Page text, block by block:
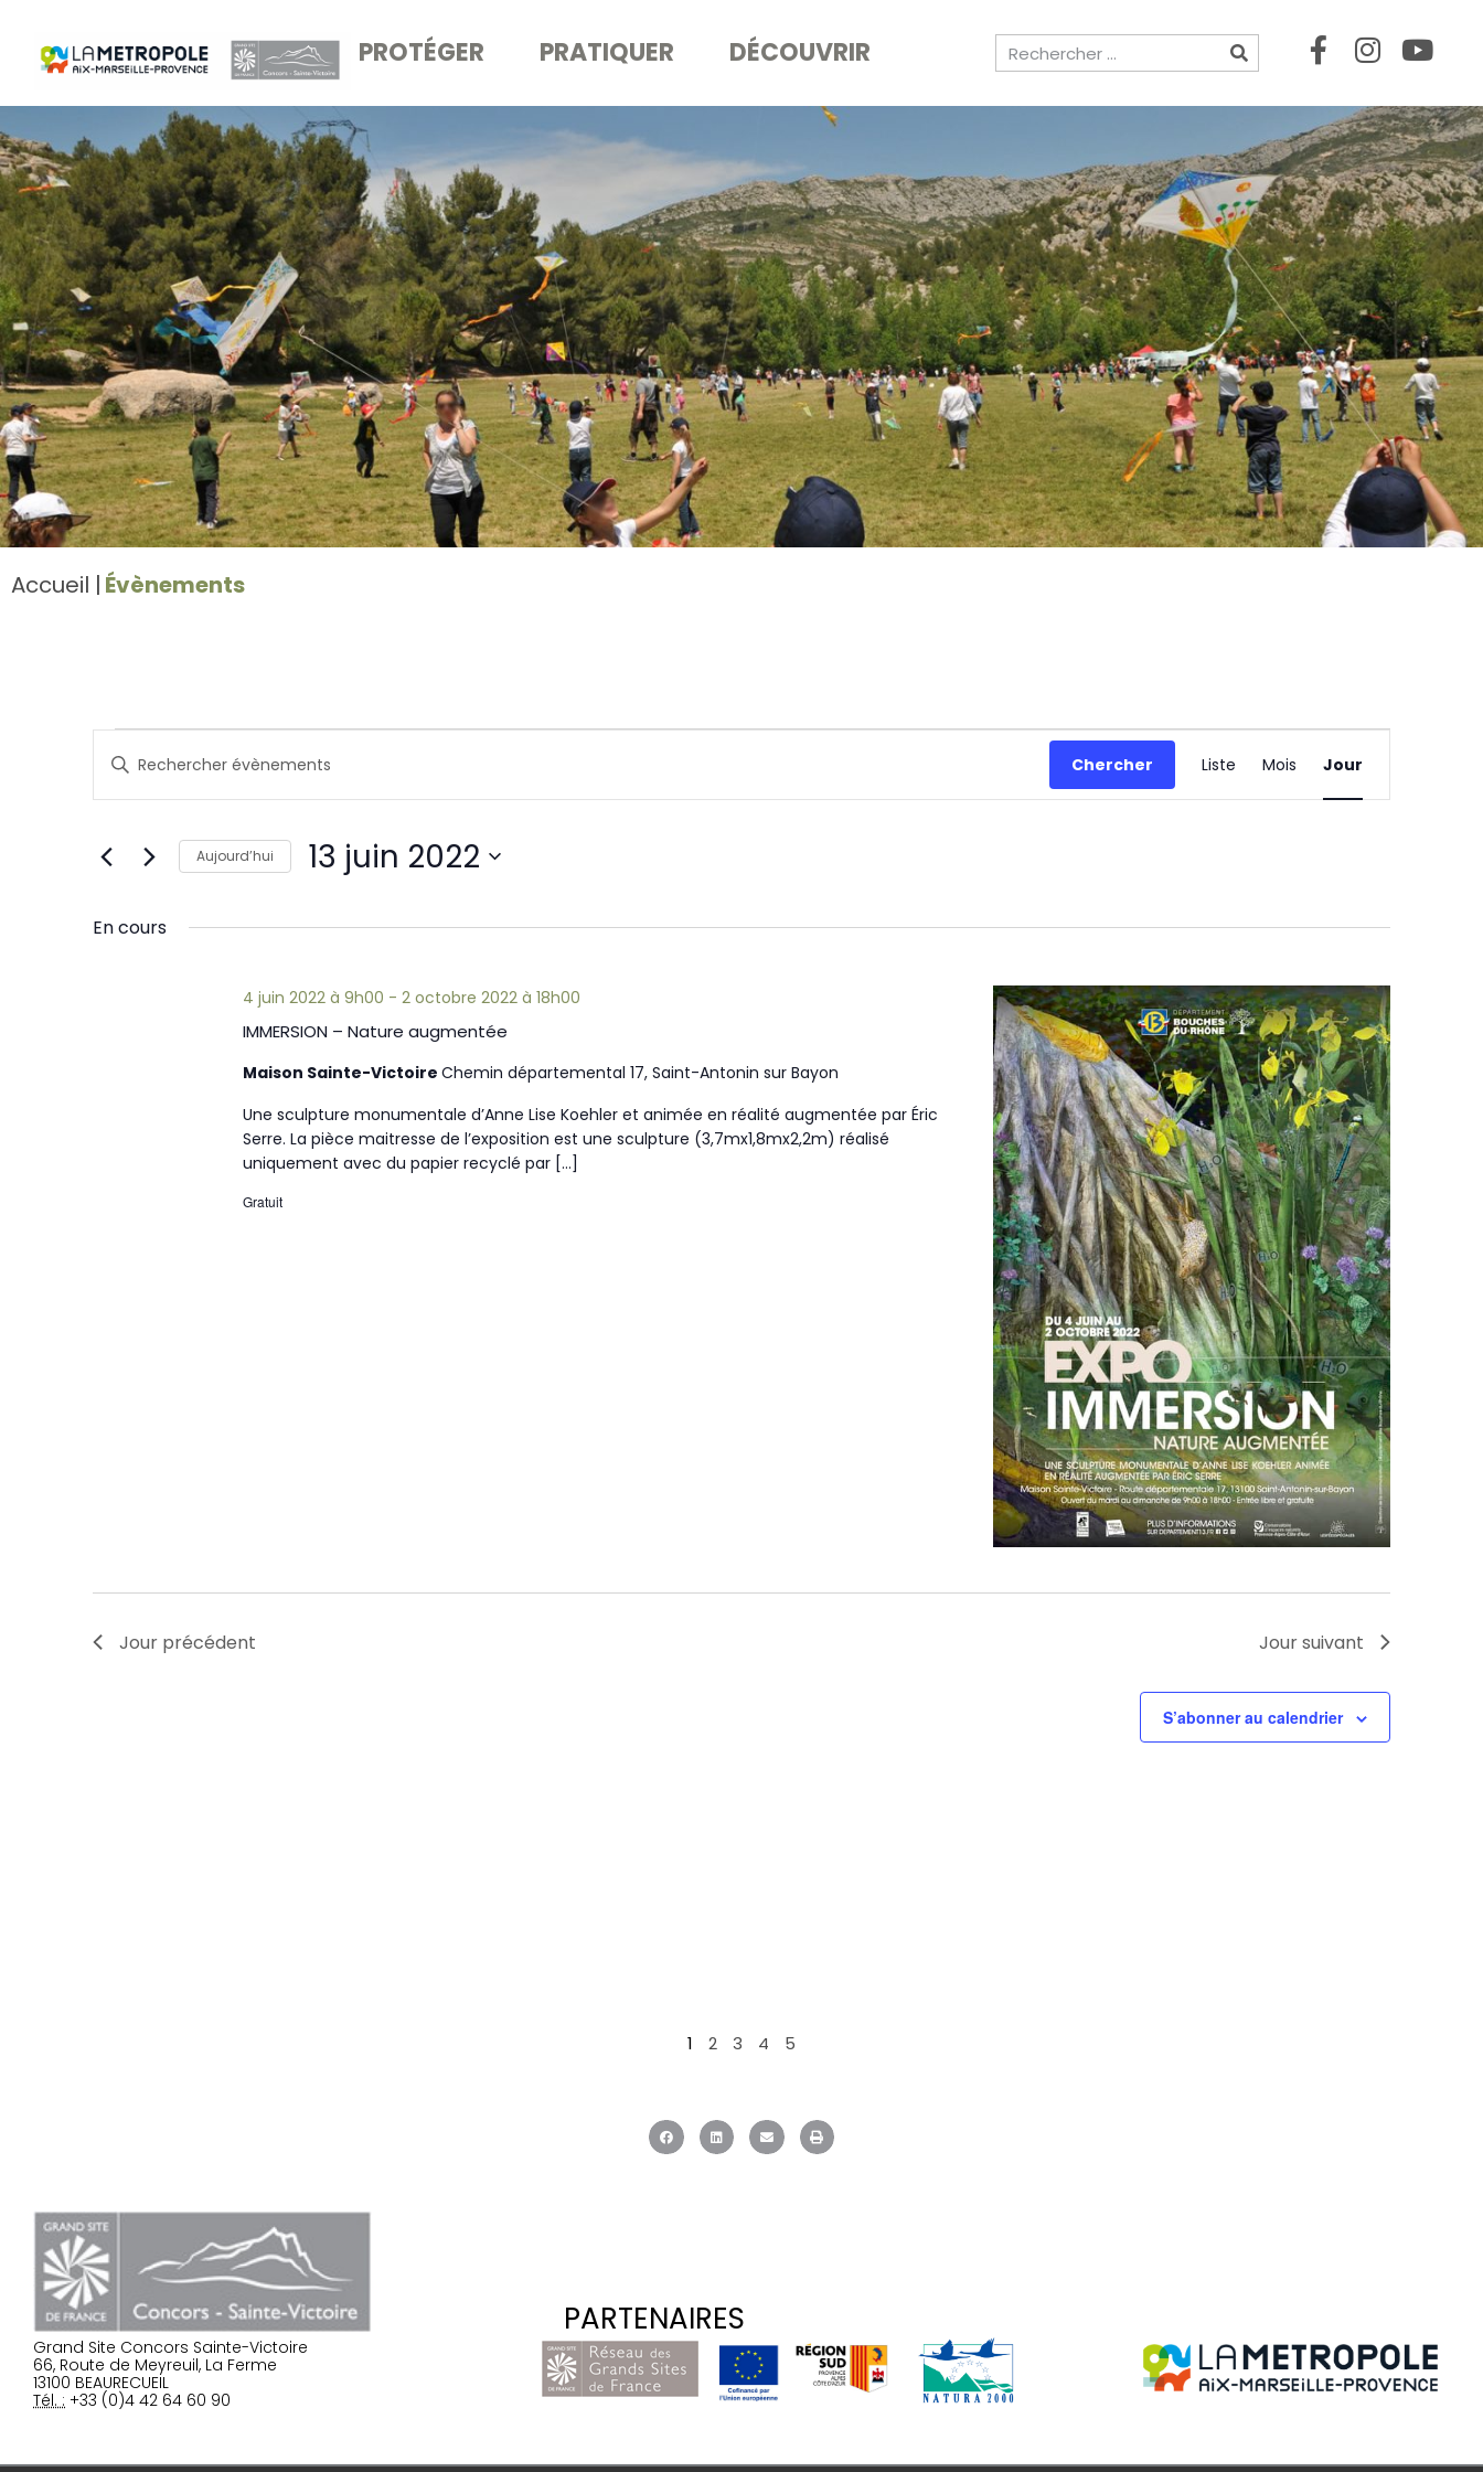
PROTÉGER PRATIQUER DÉCOUVRIR
Accueil Évènements
Recherche
et
navigation
de
vues
Évènements
Saisir
mot-
clé.
Évènements
clé.
Chercher
Navigation
de
vues
Évènement
Liste Mois Jour
Aujourd’hui 13 juin 2022
En cours
IMMERSION – Nature augmentée
4 juin 2022 à 9h00 - 2 octobre 2022 à 18h00
Maison Sainte-Victoire Chemin départemental 17, Saint-Antonin sur Bayon
Une sculpture monumentale d’Anne Lise Koehler et animée en réalité augmentée par Éric
Serre. La pièce maitresse de l’exposition est une sculpture (3,7mx1,8mx2,2m) réalisé
uniquement avec du papier recyclé par […]
Gratuit
Jour précédent Jour suivant
S’abonner au calendrier
1 2 3 4 5
Grand Site Concors Sainte-Victoire
66, Route de Meyreuil, La Ferme
13100 BEAURECUEIL
Tél. : +33 (0)4 42 64 60 90
PARTENAIRES